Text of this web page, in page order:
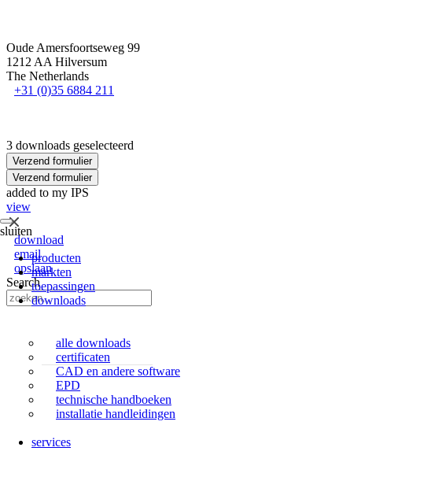
sluiten
producten
markten
toepassingen
downloads
alle downloads
certificaten
CAD en andere software
EPD
technische handboeken
installatie handleidingen
services
Oude Amersfoortseweg 99
1212 AA Hilversum
The Netherlands
+31 (0)35 6884 211
3 downloads geselecteerd
Verzend formulier
Verzend formulier
added to my IPS
view
download
email
opslaan
Search